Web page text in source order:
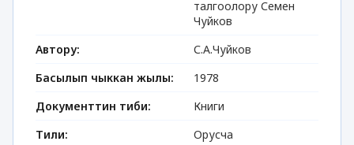
талгоолору Семен
Чуйков
Автору:
С.А.Чуйков
Басылып чыккан жылы:
1978
Документтин тиби:
Книги
Тили:
Орусча